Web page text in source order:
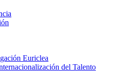
Euriclea
del Talento